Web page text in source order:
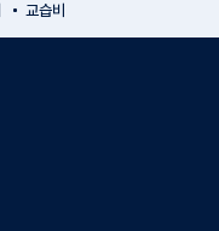
교습비